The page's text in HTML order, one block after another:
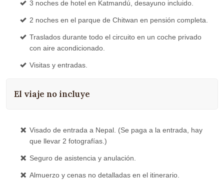
3 noches de hotel en Katmandú, desayuno incluido.
2 noches en el parque de Chitwan en pensión completa.
Traslados durante todo el circuito en un coche privado
con aire acondicionado.
Visitas y entradas.
El viaje no incluye
Visado de entrada a Nepal. (Se paga a la entrada, hay
que llevar 2 fotografías.)
Seguro de asistencia y anulación.
Almuerzo y cenas no detalladas en el itinerario.